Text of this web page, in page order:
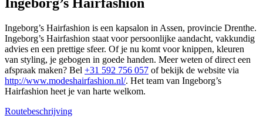
Ingeborg’s Hairfashion is een kapsalon in Assen, provincie Drenthe.
Ingeborg’s Hairfashion staat voor persoonlijke aandacht, vakkundig
advies en een prettige sfeer. Of je nu komt voor knippen, kleuren
van styling, je gebogen in goede handen. Meer weten of direct een
afspraak maken? Bel +31 592 756 057 of bekijk de website via
http://www.modeshairfashion.nl/. Het team van Ingeborg’s
Hairfashion heet je van harte welkom.
Routebeschrijving